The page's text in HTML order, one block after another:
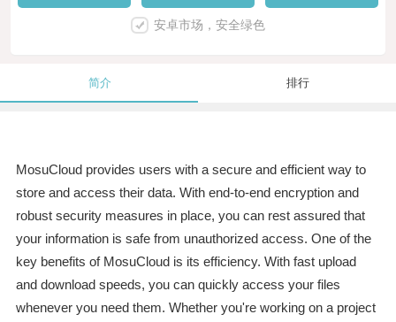
安卓市场，安全绿色
简介 排行
MosuCloud provides users with a secure and efficient way to
store and access their data. With end-to-end encryption and
robust security measures in place, you can rest assured that
your information is safe from unauthorized access. One of the
key benefits of MosuCloud is its efficiency. With fast upload
and download speeds, you can quickly access your files
whenever you need them. Whether you're working on a project